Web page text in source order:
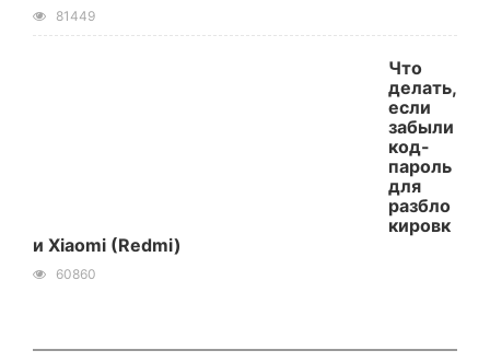
81449
Что
делать,
если
забыли
код-
пароль
для
разбло
кировк
и Xiaomi (Redmi)
60860